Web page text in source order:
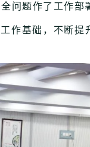
问题作了工作部
作基础，不断提